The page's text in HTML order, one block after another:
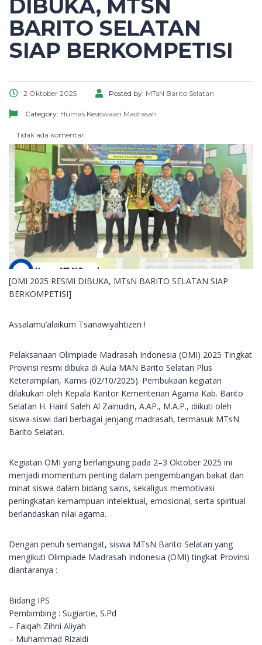
DIBUKA, MTSN
BARITO SELATAN
SIAP BERKOMPETISI
2 Oktober 2025 Posted by: MTsN Barito Selatan
Category: Humas Kesiswaan Madrasah
Tidak ada komentar
[OMI 2025 RESMI DIBUKA, MTsN BARITO SELATAN SIAP
BERKOMPETISI]
Assalamu’alaikum Tsanawiyahtizen !
Pelaksanaan Olimpiade Madrasah Indonesia (OMI) 2025 Tingkat
Provinsi resmi dibuka di Aula MAN Barito Selatan Plus
Keterampilan, Kamis (02/10/2025). Pembukaan kegiatan
dilakukan oleh Kepala Kantor Kementerian Agama Kab. Barito
Selatan H. Hairil Saleh Al Zainudin, A.AP., M.A.P., diikuti oleh
siswa-siswi dari berbagai jenjang madrasah, termasuk MTsN
Barito Selatan.
Kegiatan OMI yang berlangsung pada 2–3 Oktober 2025 ini
menjadi momentum penting dalam pengembangan bakat dan
minat siswa dalam bidang sains, sekaligus memotivasi
peningkatan kemampuan intelektual, emosional, serta spiritual
berlandaskan nilai agama.
Dengan penuh semangat, siswa MTsN Barito Selatan yang
mengikuti Olimpiade Madrasah Indonesia (OMI) tingkat Provinsi
diantaranya :
Bidang IPS
Pembimbing : Sugiartie, S.Pd
– Faiqah Zihni Aliyah
– ⁠Muhammad Rizaldi